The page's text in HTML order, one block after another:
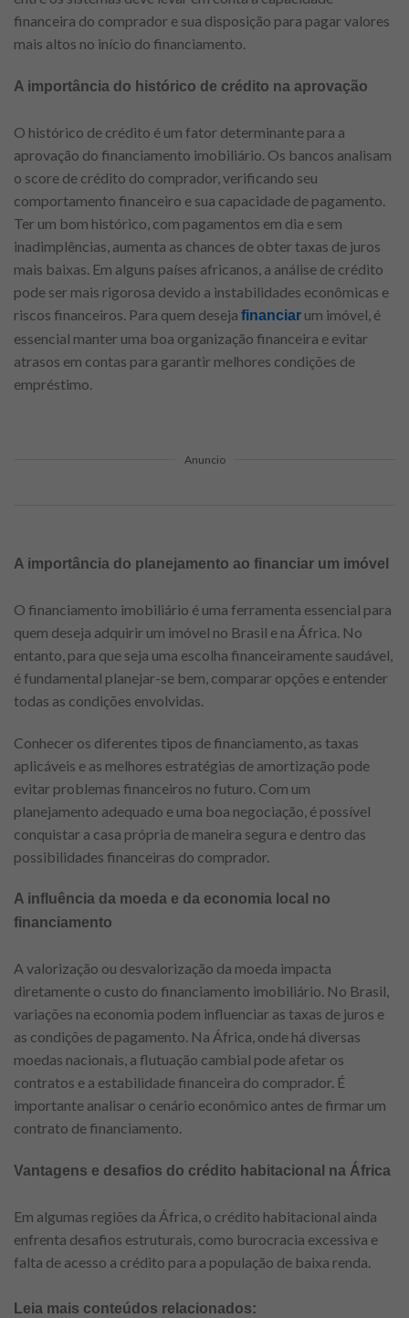
financeira do comprador e sua disposição para pagar valores
mais altos no início do financiamento.
A importância do histórico de crédito na aprovação
O histórico de crédito é um fator determinante para a
aprovação do financiamento imobiliário. Os bancos analisam
o score de crédito do comprador, verificando seu
comportamento financeiro e sua capacidade de pagamento.
Ter um bom histórico, com pagamentos em dia e sem
inadimplências, aumenta as chances de obter taxas de juros
mais baixas. Em alguns países africanos, a análise de crédito
pode ser mais rigorosa devido a instabilidades econômicas e
riscos financeiros. Para quem deseja financiar um imóvel, é
essencial manter uma boa organização financeira e evitar
atrasos em contas para garantir melhores condições de
empréstimo.
Anuncio
A importância do planejamento ao financiar um imóvel
O financiamento imobiliário é uma ferramenta essencial para
quem deseja adquirir um imóvel no Brasil e na África. No
entanto, para que seja uma escolha financeiramente saudável,
é fundamental planejar-se bem, comparar opções e entender
todas as condições envolvidas.
Conhecer os diferentes tipos de financiamento, as taxas
aplicáveis e as melhores estratégias de amortização pode
evitar problemas financeiros no futuro. Com um
planejamento adequado e uma boa negociação, é possível
conquistar a casa própria de maneira segura e dentro das
possibilidades financeiras do comprador.
A influência da moeda e da economia local no
financiamento
A valorização ou desvalorização da moeda impacta
diretamente o custo do financiamento imobiliário. No Brasil,
variações na economia podem influenciar as taxas de juros e
as condições de pagamento. Na África, onde há diversas
moedas nacionais, a flutuação cambial pode afetar os
contratos e a estabilidade financeira do comprador. É
importante analisar o cenário econômico antes de firmar um
contrato de financiamento.
Vantagens e desafios do crédito habitacional na África
Em algumas regiões da África, o crédito habitacional ainda
enfrenta desafios estruturais, como burocracia excessiva e
falta de acesso a crédito para a população de baixa renda.
Leia mais conteúdos relacionados: